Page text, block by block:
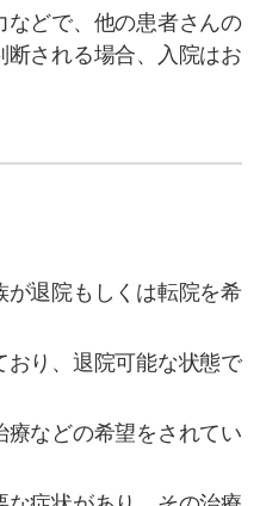
どで、他の患者さんの
断される場合、入院はお
が退院もしくは転院を希
り、退院可能な状態で
などの希望をされてい